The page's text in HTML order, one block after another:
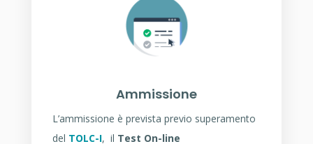
Ammissione
L’ammissione è prevista previo superamento
del TOLC-I, il Test On-line